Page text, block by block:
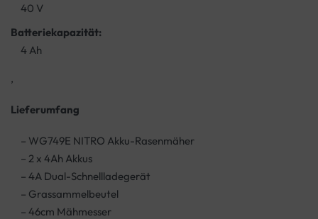
40 V
Batteriekapazität:
4 Ah
,
Lieferumfang
– WG749E NITRO Akku-Rasenmäher
– 2 x 4Ah Akkus
– 4A Dual-Schnellladegerät
– Grassammelbeutel
– 46cm Mähmesser